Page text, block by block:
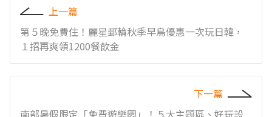
上一篇
第５晚免費住！麗星郵輪秋季早鳥優惠一次玩日韓，
１招再爽領1200餐飲金
下一篇